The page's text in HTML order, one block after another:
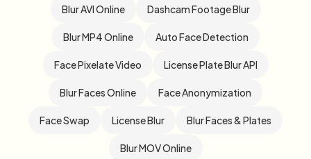
Blur AVI Online Dashcam Footage Blur
Blur MP4 Online Auto Face Detection
Face Pixelate Video License Plate Blur API
Blur Faces Online Face Anonymization
Face Swap License Blur Blur Faces & Plates
Blur MOV Online